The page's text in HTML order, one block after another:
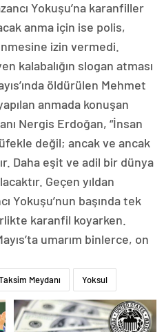
Yokuşu’na karanfiller
anma için ise polis,
izin vermedi.
kalabalığın slogan atması
öldürülen Mehmet
anmada konuşan
Nergis Erdoğan, “İnsan
değil; ancak ve ancak
Daha eşit ve adil bir dünya
Geçen yıldan
Yokuşu’nun başında tek
karanfil koyarken.
umarım binlerce, on
Meydanı Yoksul